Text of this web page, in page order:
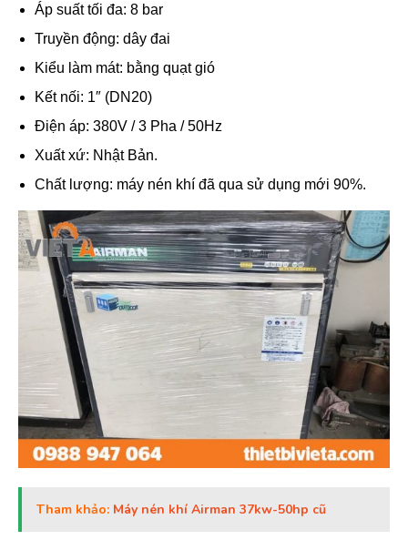
Áp suất tối đa: 8 bar
Truyền động: dây đai
Kiểu làm mát: bằng quạt gió
Kết nối: 1″ (DN20)
Điện áp: 380V / 3 Pha / 50Hz
Xuất xứ: Nhật Bản.
Chất lượng: máy nén khí đã qua sử dụng mới 90%.
Tham khảo: Máy nén khí Airman 37kw-50hp cũ